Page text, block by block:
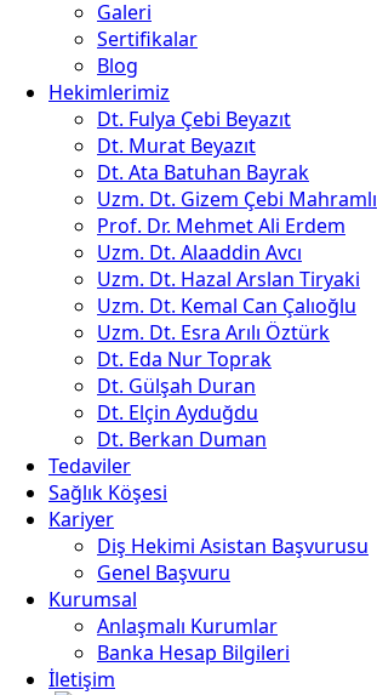
Galeri
Sertifikalar
Blog
Hekimlerimiz
Dt. Fulya Çebi Beyazıt
Dt. Murat Beyazıt
Dt. Ata Batuhan Bayrak
Uzm. Dt. Gizem Çebi Mahramlı
Prof. Dr. Mehmet Ali Erdem
Uzm. Dt. Alaaddin Avcı
Uzm. Dt. Hazal Arslan Tiryaki
Uzm. Dt. Kemal Can Çalıoğlu
Uzm. Dt. Esra Arılı Öztürk
Dt. Eda Nur Toprak
Dt. Gülşah Duran
Dt. Elçin Ayduğdu
Dt. Berkan Duman
Tedaviler
Sağlık Köşesi
Kariyer
Diş Hekimi Asistan Başvurusu
Genel Başvuru
Kurumsal
Anlaşmalı Kurumlar
Banka Hesap Bilgileri
İletişim